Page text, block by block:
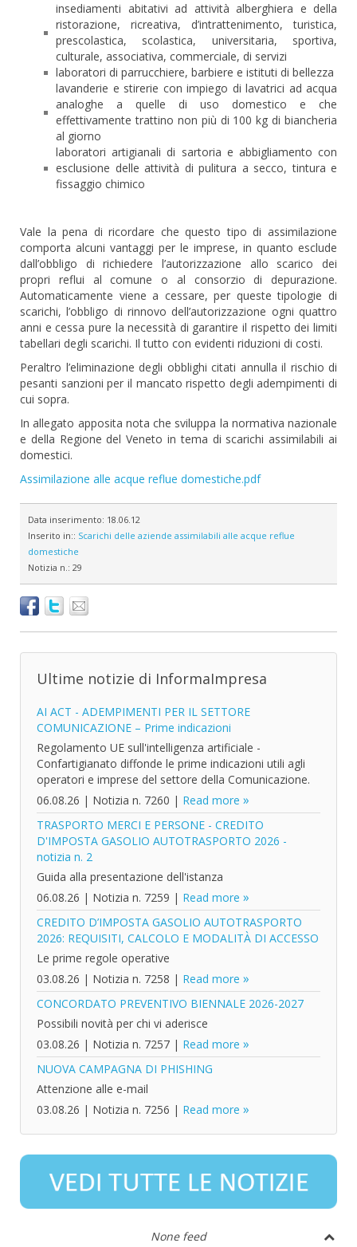
insediamenti abitativi ad attività alberghiera e della
ristorazione, ricreativa, d’intrattenimento, turistica,
prescolastica, scolastica, universitaria, sportiva,
culturale, associativa, commerciale, di servizi
laboratori di parrucchiere, barbiere e istituti di bellezza
lavanderie e stirerie con impiego di lavatrici ad acqua
analoghe a quelle di uso domestico e che
effettivamente trattino non più di 100 kg di biancheria
al giorno
laboratori artigianali di sartoria e abbigliamento con
esclusione delle attività di pulitura a secco, tintura e
fissaggio chimico
Vale la pena di ricordare che questo tipo di assimilazione
comporta alcuni vantaggi per le imprese, in quanto esclude
dall’obbligo di richiedere l’autorizzazione allo scarico dei
propri reflui al comune o al consorzio di depurazione.
Automaticamente viene a cessare, per queste tipologie di
scarichi, l’obbligo di rinnovo dell’autorizzazione ogni quattro
anni e cessa pure la necessità di garantire il rispetto dei limiti
tabellari degli scarichi. Il tutto con evidenti riduzioni di costi.
Peraltro l’eliminazione degli obblighi citati annulla il rischio di
pesanti sanzioni per il mancato rispetto degli adempimenti di
cui sopra.
In allegato apposita nota che sviluppa la normativa nazionale
e della Regione del Veneto in tema di scarichi assimilabili ai
domestici.
Assimilazione alle acque reflue domestiche.pdf
Data inserimento: 18.06.12
Inserito in:: Scarichi delle aziende assimilabili alle acque reflue
domestiche
Notizia n.: 29
Ultime notizie di InformaImpresa
AI ACT - ADEMPIMENTI PER IL SETTORE
COMUNICAZIONE – Prime indicazioni
Regolamento UE sull'intelligenza artificiale -
Confartigianato diffonde le prime indicazioni utili agli
operatori e imprese del settore della Comunicazione.
06.08.26 | Notizia n. 7260 | Read more
TRASPORTO MERCI E PERSONE - CREDITO
D'IMPOSTA GASOLIO AUTOTRASPORTO 2026 -
notizia n. 2
Guida alla presentazione dell'istanza
06.08.26 | Notizia n. 7259 | Read more
CREDITO D’IMPOSTA GASOLIO AUTOTRASPORTO
2026: REQUISITI, CALCOLO E MODALITÀ DI ACCESSO
Le prime regole operative
03.08.26 | Notizia n. 7258 | Read more
CONCORDATO PREVENTIVO BIENNALE 2026-2027
Possibili novità per chi vi aderisce
03.08.26 | Notizia n. 7257 | Read more
NUOVA CAMPAGNA DI PHISHING
Attenzione alle e-mail
03.08.26 | Notizia n. 7256 | Read more
None feed